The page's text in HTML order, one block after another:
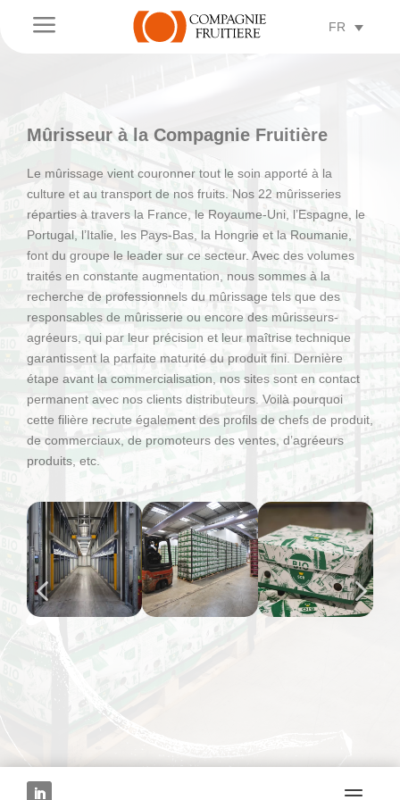
a FR
Mûrisseur à la Compagnie Fruitière
Le mûrissage vient couronner tout le soin apporté à la
culture et au transport de nos fruits. Nos 22 mûrisseries
réparties à travers la France, le Royaume-Uni, l’Espagne, le
Portugal, l’Italie, les Pays-Bas, la Hongrie et la Roumanie,
font du groupe le leader sur ce secteur. Avec des volumes
traités en constante augmentation, nous sommes à la
recherche de professionnels du mûrissage tels que des
responsables de mûrisserie ou encore des mûrisseurs-
agréeurs, qui par leur précision et leur maîtrise technique
garantissent la parfaite maturité du produit fini. Dernière
étape avant la commercialisation, nos sites sont en contact
permanent avec nos clients distributeurs. Voilà pourquoi
cette filière recrute également des profils de chefs de produit,
de commerciaux, de promoteurs des ventes, d’agréeurs
produits, etc.